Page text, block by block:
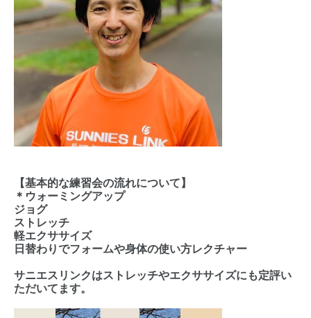
【基本的な練習会の流れについて】
＊ウォーミングアップ
ジョグ
ストレッチ
軽エクササイズ
日替わりでフォームや身体の使い方レクチャー
サニエスリンクはストレッチやエクササイズにも定評い
ただいてます。